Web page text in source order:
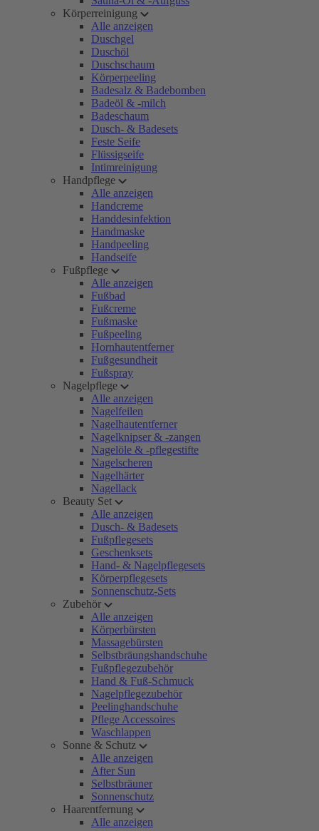
Körperreinigung
Alle anzeigen
Duschgel
Duschöl
Duschschaum
Körperpeeling
Badesalz & Badebomben
Badeöl & -milch
Badeschaum
Dusch- & Badesets
Feste Seife
Flüssigseife
Intimreinigung
Handpflege
Alle anzeigen
Handcreme
Handdesinfektion
Handmaske
Handpeeling
Handseife
Fußpflege
Alle anzeigen
Fußbad
Fußcreme
Fußmaske
Fußpeeling
Hornhautentferner
Fußgesundheit
Fußspray
Nagelpflege
Alle anzeigen
Nagelfeilen
Nagelhautentferner
Nagelknipser & -zangen
Nagelöle & -pflegestifte
Nagelscheren
Nagelhärter
Nagellack
Beauty Set
Alle anzeigen
Dusch- & Badesets
Fußpflegesets
Geschenksets
Hand- & Nagelpflegesets
Körperpflegesets
Sonnenschutz-Sets
Zubehör
Alle anzeigen
Körperbürsten
Massagebürsten
Selbstbräungshandschuhe
Fußpflegezubehör
Hand & Fuß-Schmuck
Nagelpflegezubehör
Peelinghandschuhe
Pflege Accessoires
Waschlappen
Sonne & Schutz
Alle anzeigen
After Sun
Selbstbräuner
Sonnenschutz
Haarentfernung
Alle anzeigen